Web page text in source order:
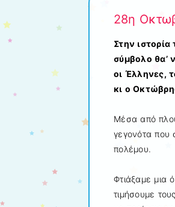
28η
Στην
σύμβολο θα’
οι Έλληνες,
κι ο
Μέσα από
γεγονότα που
πολέμου.
Φτιάξαμε μια
τιμήσουμε